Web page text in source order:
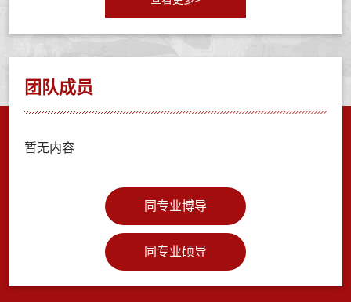
团队成员
暂无内容
同专业博导
同专业硕导